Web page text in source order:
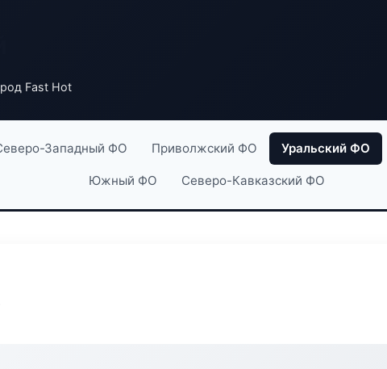
Fast Hot
Западный ФО Приволжский ФО Уральский ФО
Южный ФО Северо-Кавказский ФО